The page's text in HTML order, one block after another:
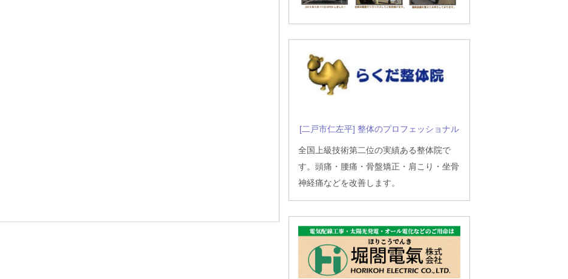
[二戸市仁左平] 整体のプロフェッショナル
全国上級技術第二位の実績ある整体院で
す。頭痛・腰痛・骨盤矯正・肩こり・坐骨
神経痛などを改善します。